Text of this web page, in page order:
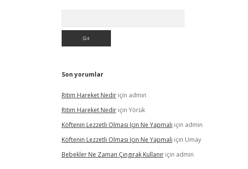
Son yorumlar
Ritim Hareket Nediriçin admin
Ritim Hareket Nediriçin Yörük
Köftenin Lezzetli Olması Için Ne Yapmalı için admin
Köftenin Lezzetli Olması Için Ne Yapmalı için Umay
Bebekler Ne Zaman Çıngırak Kullanıriçin admin